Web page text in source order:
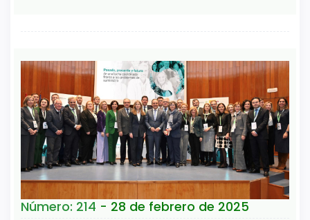
Número: 214 - 28 de febrero de 2025